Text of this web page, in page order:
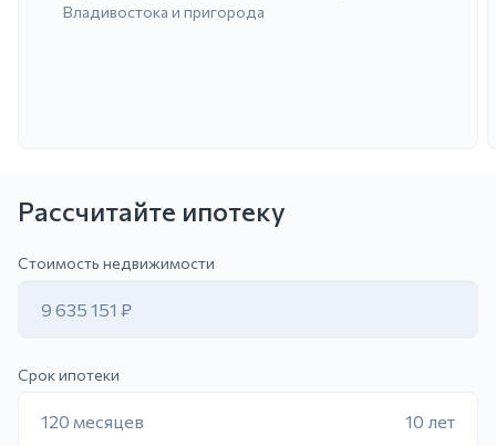
Владивостока и пригорода
Рассчитайте ипотеку
Стоимость недвижимости
9 635 151 ₽
Срок ипотеки
120 месяцев 10 лет